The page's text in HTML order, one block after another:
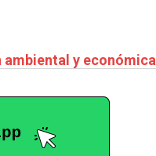
ambiental y económica